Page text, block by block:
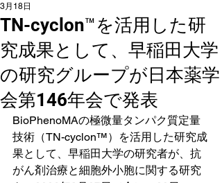
TN-cyclon™を活用した研
究成果として、早稲田大学
の研究グループが日本薬学
会第146年会で発表
3月18日
BioPhenoMAの極微量タンパク質定量
技術（TN-cyclon™）を活用した研究成
果として、早稲田大学の研究者が、抗
がん剤治療と細胞外小胞に関する研究